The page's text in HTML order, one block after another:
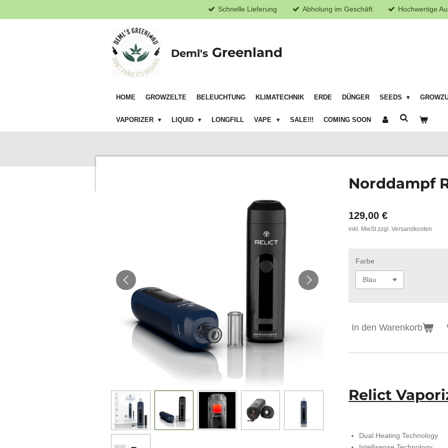
Hauptinhalt
Schnelle Lieferung Abholung im Geschäft Hochwertige
Deml's Greenland
HOME GROWZELTE BELEUCHTUNG KLIMATECHNIK ERDE DÜNGER SEEDS
VAPORIZER LIQUID LONGFILL VAPE SALE!!! COMING SOON
Norddampf
129,00 €
inkl. MwSt zzgl. Versandkosten
Farbe
In den Warenkorb
Relict
Dual Heating Technology